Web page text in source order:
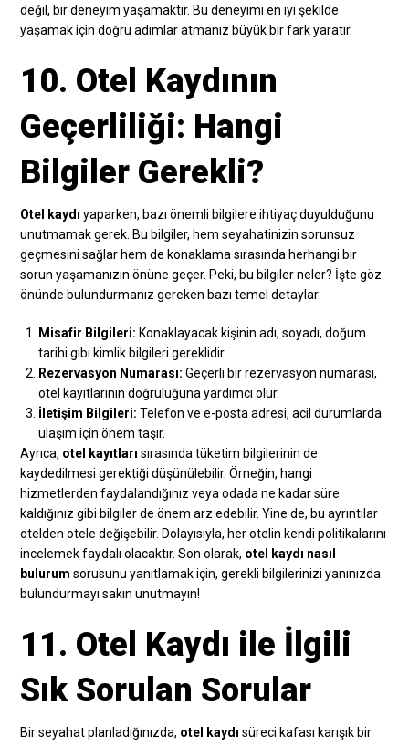
değil, bir deneyim yaşamaktır. Bu deneyimi en iyi şekilde
yaşamak için doğru adımlar atmanız büyük bir fark yaratır.
10. Otel Kaydının
Geçerliliği: Hangi
Bilgiler Gerekli?
Otel kaydı yaparken, bazı önemli bilgilere ihtiyaç duyulduğunu
unutmamak gerek. Bu bilgiler, hem seyahatinizin sorunsuz
geçmesini sağlar hem de konaklama sırasında herhangi bir
sorun yaşamanızın önüne geçer. Peki, bu bilgiler neler? İşte göz
önünde bulundurmanız gereken bazı temel detaylar:
Misafir Bilgileri: Konaklayacak kişinin adı, soyadı, doğum
tarihi gibi kimlik bilgileri gereklidir.
Rezervasyon Numarası: Geçerli bir rezervasyon numarası,
otel kayıtlarının doğruluğuna yardımcı olur.
İletişim Bilgileri: Telefon ve e-posta adresi, acil durumlarda
ulaşım için önem taşır.
Ayrıca, otel kayıtları sırasında tüketim bilgilerinin de
kaydedilmesi gerektiği düşünülebilir. Örneğin, hangi
hizmetlerden faydalandığınız veya odada ne kadar süre
kaldığınız gibi bilgiler de önem arz edebilir. Yine de, bu ayrıntılar
otelden otele değişebilir. Dolayısıyla, her otelin kendi politikalarını
incelemek faydalı olacaktır. Son olarak, otel kaydı nasıl
bulurum sorusunu yanıtlamak için, gerekli bilgilerinizi yanınızda
bulundurmayı sakın unutmayın!
11. Otel Kaydı ile İlgili
Sık Sorulan Sorular
Bir seyahat planladığınızda, otel kaydı süreci kafası karışık bir